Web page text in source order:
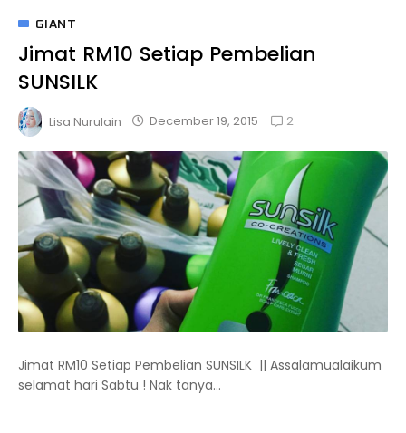
GIANT
Jimat RM10 Setiap Pembelian
SUNSILK
Lisa Nurulain December 19, 2015 2
Jimat RM10 Setiap Pembelian SUNSILK || Assalamualaikum
selamat hari Sabtu ! Nak tanya...